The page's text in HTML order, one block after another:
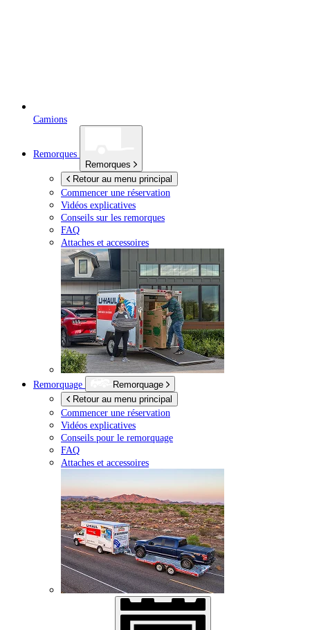
Camions
Remorques
Remorques
Retour au menu principal
Commencer une réservation
Vidéos explicatives
Conseils sur les remorques
FAQ
Attaches et accessoires
Remorquage
Remorquage
Retour au menu principal
Commencer une réservation
Vidéos explicatives
Conseils pour le remorquage
FAQ
Attaches et accessoires